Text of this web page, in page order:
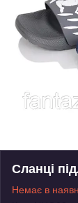
Сланці
Немає в